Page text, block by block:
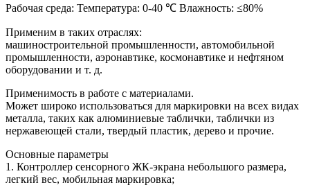
Рабочая среда: Температура: 0-40 ℃ Влажность: ≤80%
Применим в таких отраслях:
машиностроительной промышленности, автомобильной
промышленности, аэронавтике, космонавтике и нефтяном
оборудовании и т. д.
Применимость в работе с материалами.
Может широко использоваться для маркировки на всех видах
металла, таких как алюминиевые таблички, таблички из
нержавеющей стали, твердый пластик, дерево и прочие.
Основные параметры
1. Контроллер сенсорного ЖК-экрана небольшого размера,
легкий вес, мобильная маркировка;